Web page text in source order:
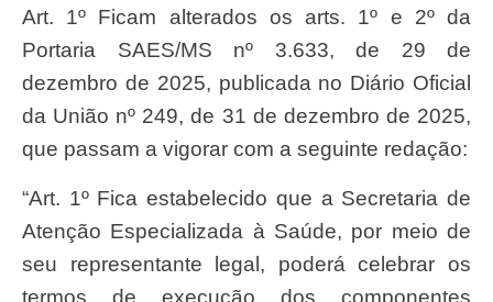
Art. 1º Ficam alterados os arts. 1º e 2º da
Portaria SAES/MS nº 3.633, de 29 de
dezembro de 2025, publicada no Diário Oficial
da União nº 249, de 31 de dezembro de 2025,
que passam a vigorar com a seguinte redação:
“Art. 1º Fica estabelecido que a Secretaria de
Atenção Especializada à Saúde, por meio de
seu representante legal, poderá celebrar os
termos de execução dos componentes